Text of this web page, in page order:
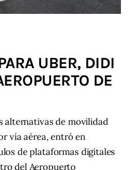
UBER, DIDI
DE
alternativas de movilidad
vía aérea, entró en
de plataformas digitales
del Aeropuerto